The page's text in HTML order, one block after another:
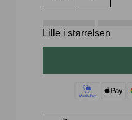
Lille i størrelsen